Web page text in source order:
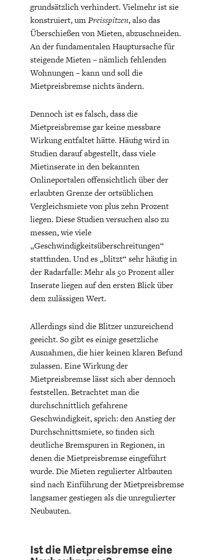
DAS DEUTSCHE
GESUNDHEITSWESEN
DIE NÄCHSTE STUFE DER
GLOBALISIERUNG
GERMANOMICS
GELDPOLITIK
GESELLSCHAFT
HÖRSAAL
grundsätzlich verhindert. Vielmehr ist sie
konstruiert, umPreisspitzen, also das
Überschießen von Mieten, abzuschneiden.
An der fundamentalen Hauptursache für
steigende Mieten – nämlich fehlenden
Wohnungen – kann und soll die
Mietpreisbremse nichts ändern.
Dennoch ist es falsch, dass die
Mietpreisbremse gar keine messbare
Wirkung entfaltet hätte. Häufig wird in
Studien darauf abgestellt, dass viele
Mietinserate in den bekannten
Onlineportalen offensichtlich über der
erlaubten Grenze der ortsüblichen
Vergleichsmiete von plus zehn Prozent
liegen. Diese Studien versuchen also zu
messen, wie viele
„Geschwindigkeitsüberschreitungen“
stattfinden. Und es „blitzt“ sehr häufig in
der Radarfalle: Mehr als 50 Prozent aller
Inserate liegen auf den ersten Blick über
dem zulässigen Wert.
Allerdings sind die Blitzer unzureichend
geeicht. So gibt es einige gesetzliche
Ausnahmen, die hier keinen klaren Befund
zulassen. Eine Wirkung der
Mietpreisbremse lässt sich aber dennoch
feststellen. Betrachtet man die
durchschnittlich gefahrene
Geschwindigkeit, sprich: den Anstieg der
Durchschnittsmiete, so finden sich
deutliche Bremspuren in Regionen, in
denen die Mietpreisbremse eingeführt
wurde. Die Mieten regulierter Altbauten
sind nach Einführung der Mietpreisbremse
langsamer gestiegen als die unregulierter
Neubauten.
Ist die Mietpreisbremse eine